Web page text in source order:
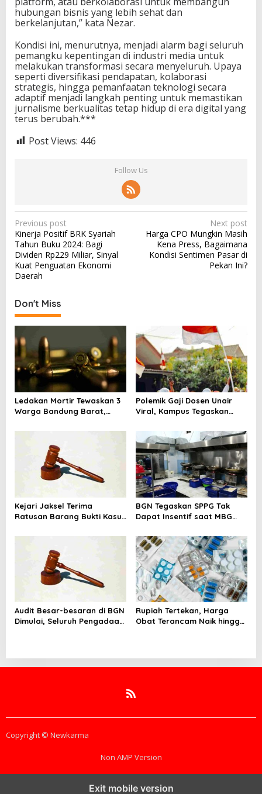
hubungan bisnis yang lebih sehat dan
berkelanjutan,” kata Nezar.
Kondisi ini, menurutnya, menjadi alarm bagi seluruh
pemangku kepentingan di industri media untuk
melakukan transformasi secara menyeluruh. Upaya
seperti diversifikasi pendapatan, kolaborasi
strategis, hingga pemanfaatan teknologi secara
adaptif menjadi langkah penting untuk memastikan
jurnalisme berkualitas tetap hidup di era digital yang
terus berubah.***
Post Views: 446
Follow Us
P
o
s
t
a
v
i
g
a
t
i
o
n
Previous post
Kinerja Positif BRK Syariah
Tahun Buku 2024: Bagi
Dividen Rp229 Miliar, Sinyal
Kuat Penguatan Ekonomi
Daerah
Next post
Harga CPO Mungkin Masih
Kena Press, Bagaimana
Kondisi Sentimen Pasar di
Pekan Ini?
Don't Miss
Ledakan Mortir Tewaskan 3
Warga Bandung Barat,
Amunisi Bekas
Polemik Gaji Dosen Unair
Viral, Kampus Tegaskan
Pokok
Kejari Jaksel Terima
Ratusan Barang Bukti Kasus
Jokowi
BGN Tegaskan SPPG Tak
Dapat Insentif saat MBG
Audit Besar-besaran di BGN
Dimulai, Seluruh Pengadaan
Rupiah Tertekan, Harga
Obat Terancam Naik hingga
Copyright © Newkarma
Non AMP Version
Exit mobile version